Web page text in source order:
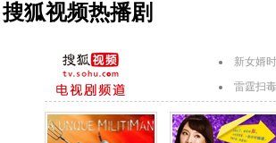
搜狐视频热播剧